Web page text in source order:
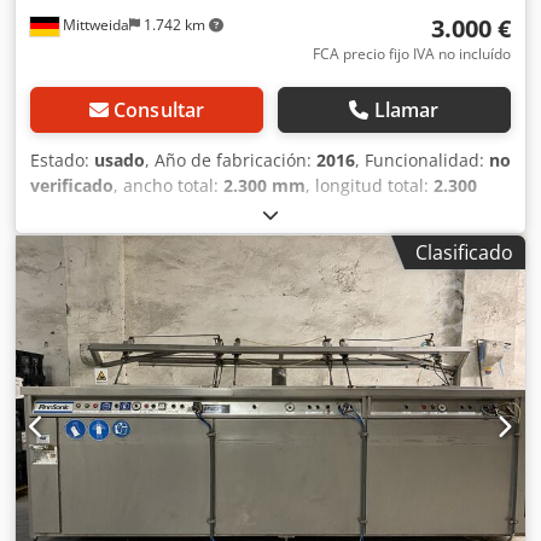
(potencia ajustable) - Aspersión a través de cuatro
inyectores - Panel táctil de 12 pulgadas - Reposición
Mittweida 1.742 km 3.000 €
FCA precio fijo IVA no incluído
Consultar Llamar
Estado: usado, Año de fabricación: 2016, Funcionalidad: no
verificado, ancho total: 2.300 mm, longitud total: 2.300
, tipo de corriente de entrada:
trifásico, dimensión interior altura:500 mm, dimensión
interior longitud:1.900 mm, dimensión interior anchura:
1.900 mm, peso total:800 kg, tensión de entrada:400 V,
Gran cuba de ultrasonidos industrial con sistema de
calefacción integrado de DeSonic. La cuba ofrece una
superficie útil de aproximadamente 1900 x 1900 mm con
una profundidad de 500 mm y es adecuada para la
limpieza industrial por ultrasonidos de piezas,
herramientas y componentes de gran volumen. El equipo
cuenta con una unidad de control con temporizador de
ultrasonidos, regulación de la temperatura del baño, así
como control de nivel y filtración. El dispositivo es de
Clasificado